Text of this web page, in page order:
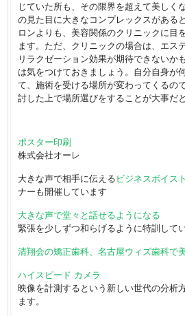
じていた所も、その限界を超えて美しく
の見た目に大きなコンプレックスがある
ロンよりも、美容関係のクリニックに目
ます。ただ、クリニックの場合は、エス
リラクゼーション効果が期待できないか
は気をつけておきましょう。自分自身が
て、施術を受ける場所が変わってくるの
討した上で場所選びをすることが大事だ
ポスター印刷
株式会社オーレ
大きな声で相手に伝える ビジネスボイス
ナーも開催しています
大きな声で堂々と話せるようになる
緊張を少しずつ和らげるように特訓して
清翔会の矯正歯科、名古屋ウィズ歯科で
ハイスピード カメラ
映像を計測するという新しい世代の分析
ます。